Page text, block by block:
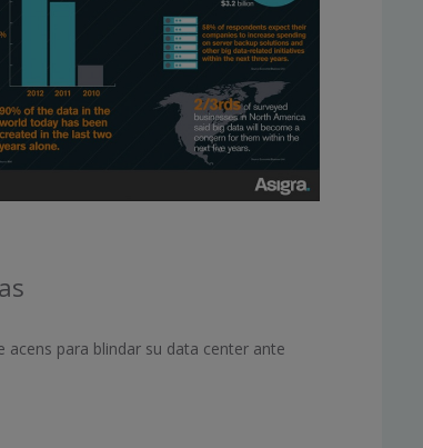
acens para blindar su data center ante